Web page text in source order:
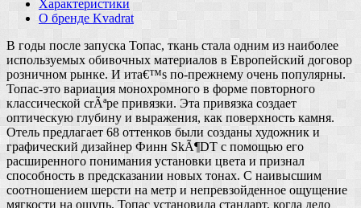
Характеристики
О бренде Kvadrat
В годы после запуска Топас, ткань стала одним из наиболее
используемых обивочных материалов в Европейский договор
розничном рынке. И ита€™s по-прежнему очень популярны.
Топас-это вариация монохромного в форме повторного
классической crÃªpe привязки. Эта привязка создает
оптическую глубину и выражения, как поверхность камня.
Отель предлагает 68 оттенков были созданы художник и
графический дизайнер Финн SkÃ¶DT с помощью его
расширенного понимания установки цвета и признал
способность в предсказании новых тонах. С наивысшим
соотношением шерсти на метр и непревзойденное ощущение
мягкости на ощупь, Топас установила стандарт, когда дело